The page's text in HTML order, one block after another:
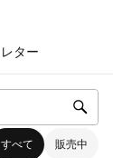
レター
すべて 販売中